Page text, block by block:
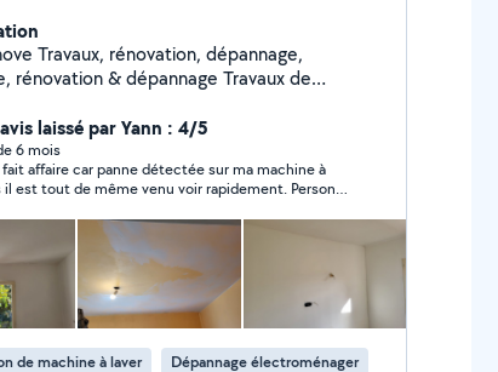
dépannage,
rénovation & dépannage Travaux de
façades Menuiserie- pose, réparation,
Petites travaux de plomberie,
soigné et professionnel
et rapide Intervention dans tout le jura et
limitrophes
laissé par Yann : 4/5
6 mois
fait affaire car panne détectée sur ma machine à
il est tout de même venu voir rapidement. Personne
et je le recommande.
de machine à laver Dépannage électroménager